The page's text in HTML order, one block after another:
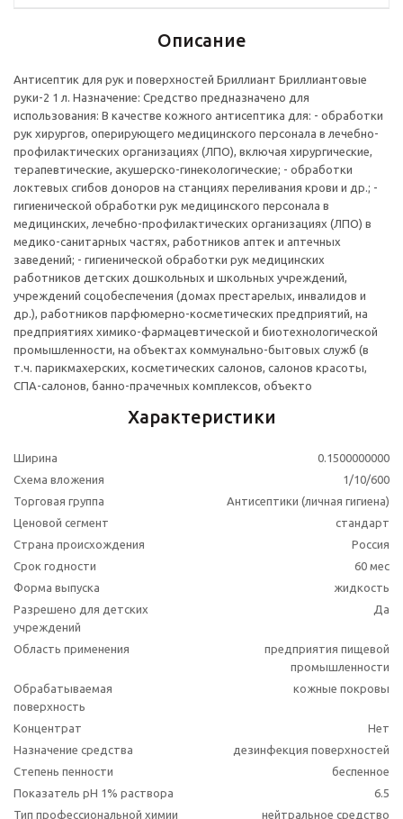
Описание
Антисептик для рук и поверхностей Бриллиант Бриллиантовые
руки-2 1 л. Назначение: Средство предназначено для
использования: В качестве кожного антисептика для: - обработки
рук хирургов, оперирующего медицинского персонала в лечебно-
профилактических организациях (ЛПО), включая хирургические,
терапевтические, акушерско-гинекологические; - обработки
локтевых сгибов доноров на станциях переливания крови и др.; -
гигиенической обработки рук медицинского персонала в
медицинских, лечебно-профилактических организациях (ЛПО) в
медико-санитарных частях, работников аптек и аптечных
заведений; - гигиенической обработки рук медицинских
работников детских дошкольных и школьных учреждений,
учреждений соцобеспечения (домах престарелых, инвалидов и
др.), работников парфюмерно-косметических предприятий, на
предприятиях химико-фармацевтической и биотехнологической
промышленности, на объектах коммунально-бытовых служб (в
т.ч. парикмахерских, косметических салонов, салонов красоты,
СПА-салонов, банно-прачечных комплексов, объекто
Характеристики
Ширина
0.1500000000
Схема вложения
1/10/600
Торговая группа
Антисептики (личная гигиена)
Ценовой сегмент
стандарт
Страна происхождения
Россия
Срок годности
60 мес
Форма выпуска
жидкость
Разрешено для детских
учреждений
Да
Область применения
предприятия пищевой
промышленности
Обрабатываемая
поверхность
кожные покровы
Концентрат
Нет
Назначение средства
дезинфекция поверхностей
Степень пенности
беспенное
Показатель pH 1% раствора
6.5
Тип профессиональной химии
нейтральное средство